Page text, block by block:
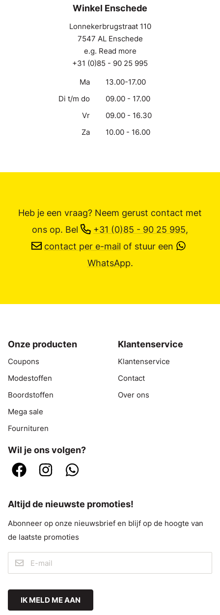
Winkel Enschede
Lonnekerbrugstraat 110
7547 AL Enschede
e.g. Read more
+31 (0)85 - 90 25 995
Ma
13.00-17.00
Di t/m do
09.00 - 17.00
Vr
09.00 - 16.30
Za
10.00 - 16.00
Heb je een vraag? Neem gerust contact met
ons op. Bel +31 (0)85 - 90 25 995,
contact per e-mail of stuur een
WhatsApp.
Onze producten
Coupons
Modestoffen
Boordstoffen
Mega sale
Fournituren
Klantenservice
Klantenservice
Contact
Over ons
Wil je ons volgen?
Altijd de nieuwste promoties!
Abonneer op onze nieuwsbrief en blijf op de hoogte van
de laatste promoties
IK MELD ME AAN